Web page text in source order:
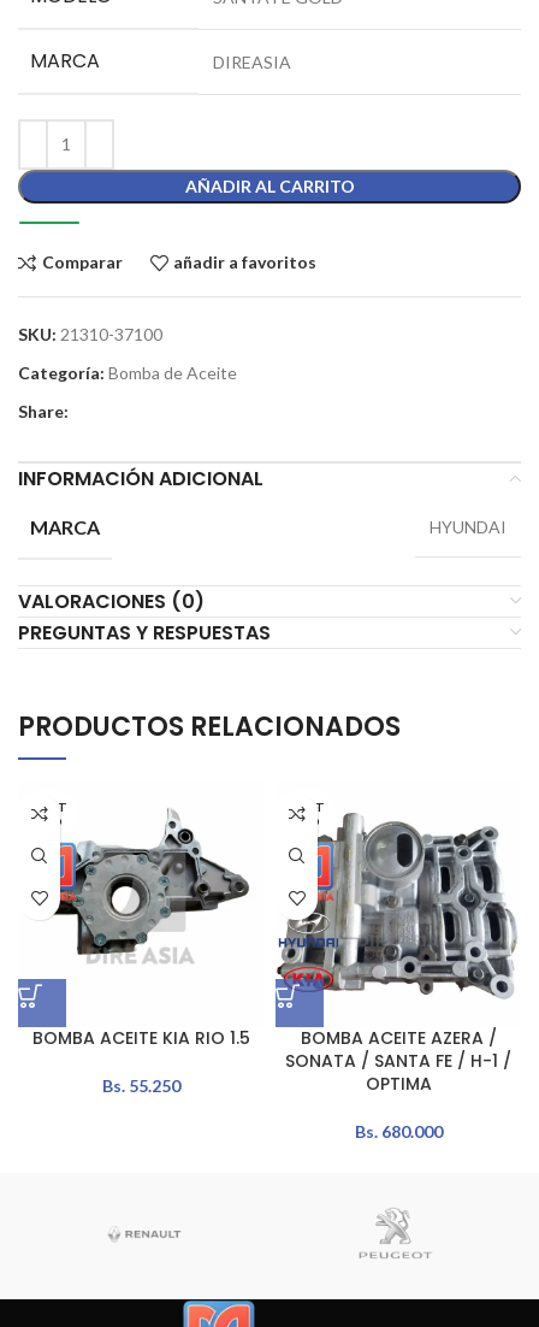
MARCA DIREASIA
AÑADIR AL CARRITO
Comparar añadir a favoritos
SKU: 21310-37100
Categoría: Bomba de Aceite
Share:
INFORMACIÓN ADICIONAL
MARCA HYUNDAI
VALORACIONES (0)
PREGUNTAS Y RESPUESTAS
PRODUCTOS RELACIONADOS
AGOT
ADO
BOMBA ACEITE KIA RIO 1.5
Bs.55.250
AGOT
ADO
BOMBA ACEITE AZERA /
SONATA / SANTA FE / H-1 /
OPTIMA
Bs.680.000